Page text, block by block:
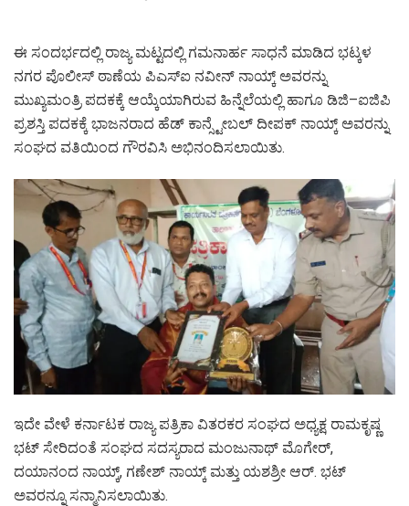
ಈ ಸಂದರ್ಭದಲ್ಲಿ ರಾಜ್ಯ ಮಟ್ಟದಲ್ಲಿ ಗಮನಾರ್ಹ ಸಾಧನೆ ಮಾಡಿದ ಭಟ್ಕಳ
ನಗರ ಪೊಲೀಸ್ ಠಾಣೆಯ ಪಿಎಸ್ಐ ನವೀನ್ ನಾಯ್ಕ್ ಅವರನ್ನು
ಮುಖ್ಯಮಂತ್ರಿ ಪದಕಕ್ಕೆ ಆಯ್ಕೆಯಾಗಿರುವ ಹಿನ್ನೆಲೆಯಲ್ಲಿ ಹಾಗೂ ಡಿಜಿ–ಐಜಿಪಿ
ಪ್ರಶಸ್ತಿ ಪದಕಕ್ಕೆ ಭಾಜನರಾದ ಹೆಡ್ ಕಾನ್ಸ್ಟೇಬಲ್ ದೀಪಕ್ ನಾಯ್ಕ್ ಅವರನ್ನು
ಸಂಘದ ವತಿಯಿಂದ ಗೌರವಿಸಿ ಅಭಿನಂದಿಸಲಾಯಿತು.
ಇದೇ ವೇಳೆ ಕರ್ನಾಟಕ ರಾಜ್ಯ ಪತ್ರಿಕಾ ವಿತರಕರ ಸಂಘದ ಅಧ್ಯಕ್ಷ ರಾಮಕೃಷ್ಣ
ಭಟ್ ಸೇರಿದಂತೆ ಸಂಘದ ಸದಸ್ಯರಾದ ಮಂಜುನಾಥ್ ಮೊಗೇರ್,
ದಯಾನಂದ ನಾಯ್ಕ್, ಗಣೇಶ್ ನಾಯ್ಕ್ ಮತ್ತು ಯಶಶ್ರೀ ಆರ್. ಭಟ್
ಅವರನ್ನೂ ಸನ್ಮಾನಿಸಲಾಯಿತು.